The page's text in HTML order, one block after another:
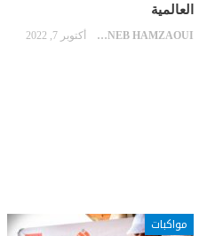
العالمية
ZAYNEB HAMZAOUI أكتوبر 7, 2022
مواكبات